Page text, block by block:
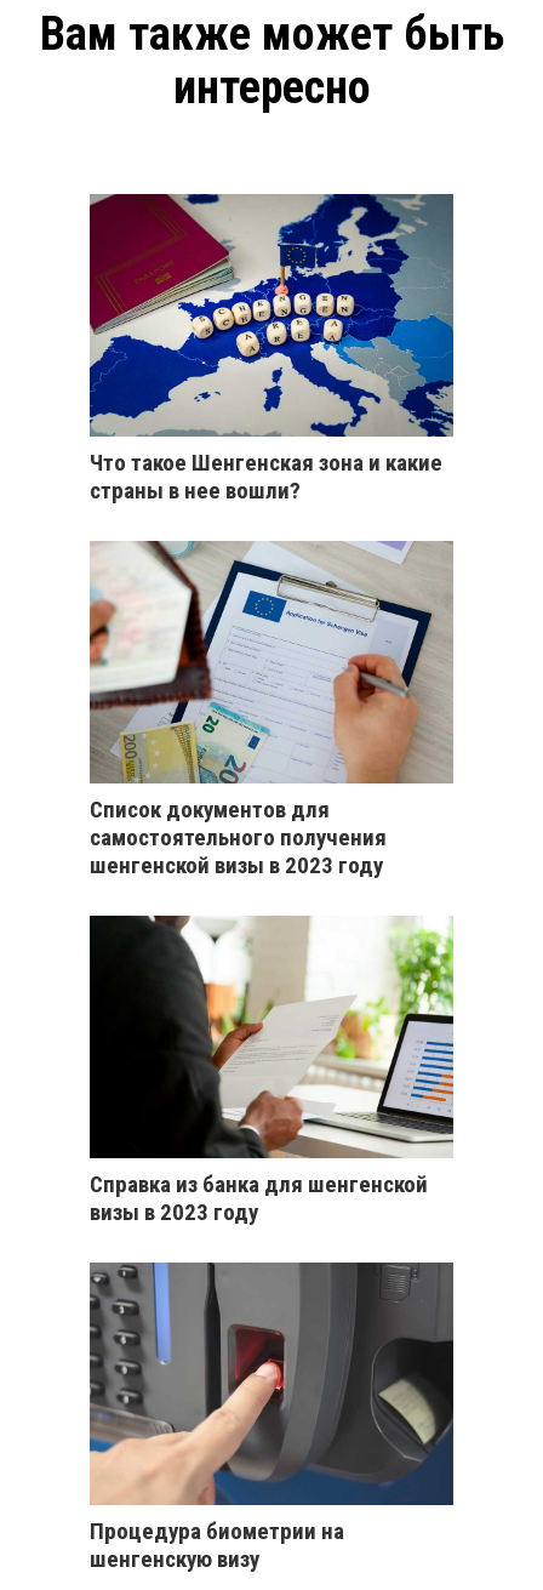
Вам также может быть
интересно
Что такое Шенгенская зона и какие
страны в нее вошли?
Список документов для
самостоятельного получения
шенгенской визы в 2023 году
Справка из банка для шенгенской
визы в 2023 году
Процедура биометрии на
шенгенскую визу